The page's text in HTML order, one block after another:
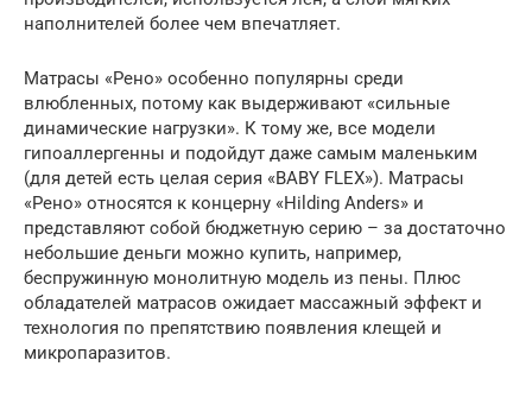
наполнителей более чем впечатляет.
Матрасы «Рено» особенно популярны среди
влюбленных, потому как выдерживают «сильные
динамические нагрузки». К тому же, все модели
гипоаллергенны и подойдут даже самым маленьким
(для детей есть целая серия «BABY FLEX»). Матрасы
«Рено» относятся к концерну «Hilding Anders» и
представляют собой бюджетную серию – за достаточно
небольшие деньги можно купить, например,
беспружинную монолитную модель из пены. Плюс
обладателей матрасов ожидает массажный эффект и
технология по препятствию появления клещей и
микропаразитов.